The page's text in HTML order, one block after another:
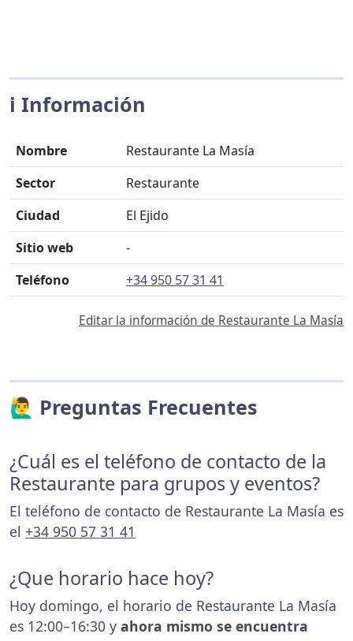
ℹ️ Información
Nombre
Restaurante La Masía
Sector
Restaurante
Ciudad
El Ejido
Sitio web
-
Teléfono
+34 950 57 31 41
Editar la información de Restaurante La Masía
🙋‍♂️ Preguntas Frecuentes
¿Cuál es el teléfono de contacto de la
Restaurante para grupos y eventos?
El teléfono de contacto de Restaurante La Masía es
el +34 950 57 31 41
¿Que horario hace hoy?
Hoy domingo, el horario de Restaurante La Masía
es 12:00–16:30 y ahora mismo se encuentra